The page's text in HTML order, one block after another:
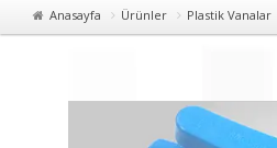
Anasayfa Ürünler Plastik Vanalar